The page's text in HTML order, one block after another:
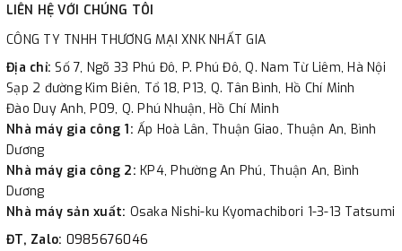
LIÊN HỆ VỚI CHÚNG TÔI
CÔNG TY TNHH THƯƠNG MẠI XNK NHẤT GIA
Địa chỉ:Số 7, Ngõ 33 Phú Đô, P. Phú Đô, Q. Nam Từ Liêm, Hà Nội
Sạp 2 đường Kim Biên, Tổ 18, P13, Q. Tân Bình, Hồ Chí Minh
Đào Duy Anh, P09, Q. Phú Nhuận, Hồ Chí Minh
Nhà máy gia công 1: Ấp Hoà Lân, Thuận Giao, Thuận An, Bình
Dương
Nhà máy gia công 2: KP4, Phường An Phú, Thuận An, Bình
Dương
Nhà máy sản xuất: Osaka Nishi-ku Kyomachibori 1-3-13 Tatsumi
ĐT, Zalo: 0985676046